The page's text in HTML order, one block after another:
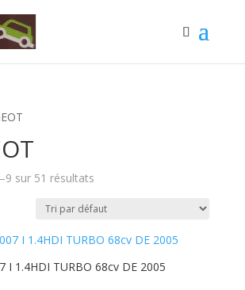
sur 51 résultats
I 1.4HDI TURBO 68cv DE 2005